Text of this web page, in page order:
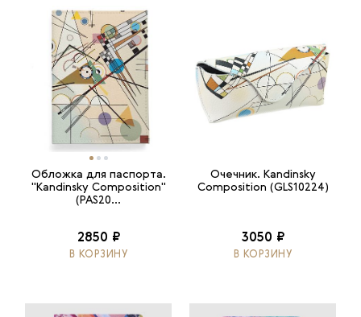
Обложка для паспорта.
"Kandinsky Composition"
(PAS20...
2850 ₽
В КОРЗИНУ
Очечник. Kandinsky
Composition (GLS10224)
3050 ₽
В КОРЗИНУ